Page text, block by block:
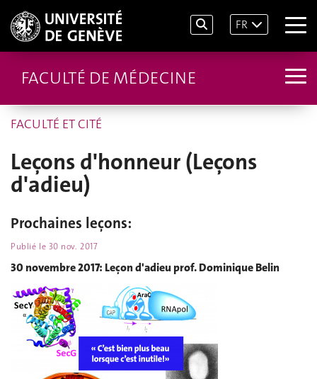
FR
FACULTÉ DE MÉDECINE
FACULTÉ ET CITÉ
Leçons d'honneur (Leçons
d'adieu)
Prochaines leçons:
Publié le 30 nov. 2017
30 novembre 2017: Leçon d'adieu prof. Dominique Belin